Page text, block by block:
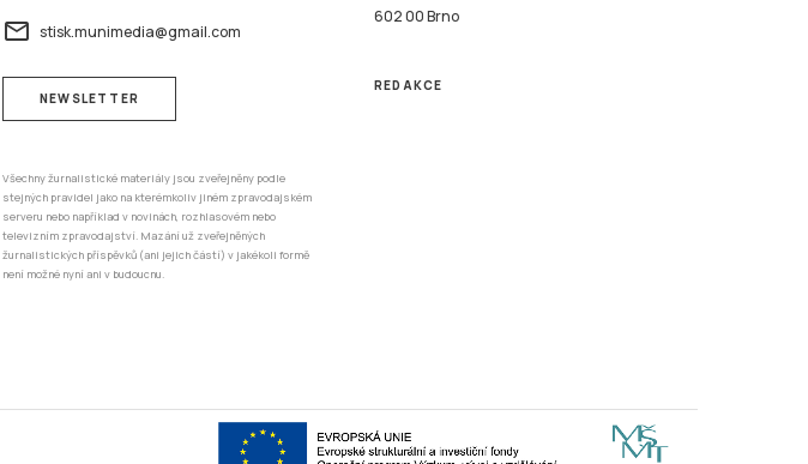
email stisk.munimedia@gmail.com
NEWSLETTER
Všechny žurnalistické materiály jsou zveřejněny podle
stejných pravidel jako na kterémkoliv jiném zpravodajském
serveru nebo například v novinách, rozhlasovém nebo
televizním zpravodajství. Mazání už zveřejněných
žurnalistických příspěvků (ani jejich částí) v jakékoli formě
není možné nyní ani v budoucnu.
602 00 Brno
REDAKCE